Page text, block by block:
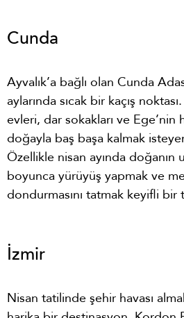
Cunda
Ayvalık’a bağlı olan Cunda
aylarında sıcak bir kaçış
evleri, dar sokakları ve
doğayla baş başa kalmak
Özellikle nisan ayında doğanın
boyunca yürüyüş yapmak ve
dondurmasını tatmak keyifli bir
İzmir
Nisan tatilinde şehir havası